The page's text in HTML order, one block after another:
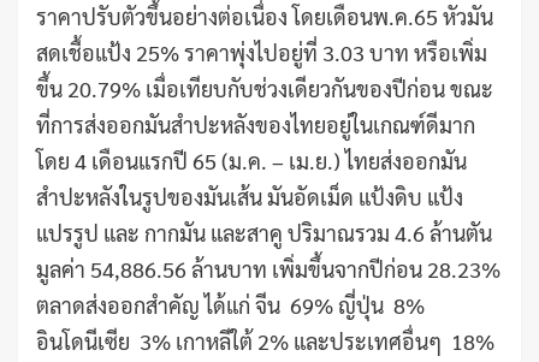
ราคาปรับตัวขึ้นอย่างต่อเนื่อง โดยเดือนพ.ค.65 หัวมัน
สดเชื้อแป้ง 25% ราคาพุ่งไปอยู่ที่ 3.03 บาท หรือเพิ่ม
ขึ้น 20.79% เมื่อเทียบกับช่วงเดียวกันของปีก่อน ขณะ
ที่การส่งออกมันสำปะหลังของไทยอยู่ในเกณฑ์ดีมาก
โดย 4 เดือนแรกปี 65 (ม.ค. – เม.ย.) ไทยส่งออกมัน
สำปะหลังในรูปของมันเส้น มันอัดเม็ด แป้งดิบ แป้ง
แปรรูป และ กากมัน และสาคู ปริมาณรวม 4.6 ล้านตัน
มูลค่า 54,886.56 ล้านบาท เพิ่มขึ้นจากปีก่อน 28.23%
ตลาดส่งออกสำคัญ ได้แก่ จีน 69% ญี่ปุ่น 8%
อินโดนีเซีย 3% เกาหลีใต้ 2% และประเทศอื่นๆ 18%